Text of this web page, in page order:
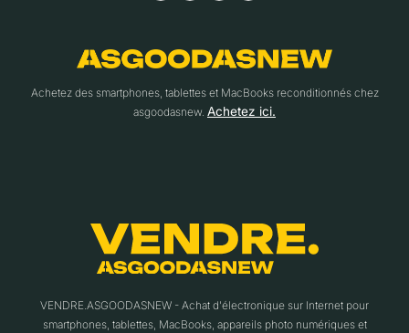
Achetez des smartphones, tablettes et MacBooks reconditionnés chez
asgoodasnew. Achetez ici.
VENDRE.ASGOODASNEW - Achat d'électronique sur Internet pour
smartphones, tablettes, MacBooks, appareils photo numériques et